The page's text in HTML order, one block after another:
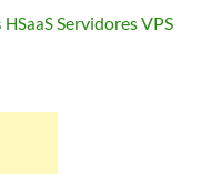
Servidores VPS